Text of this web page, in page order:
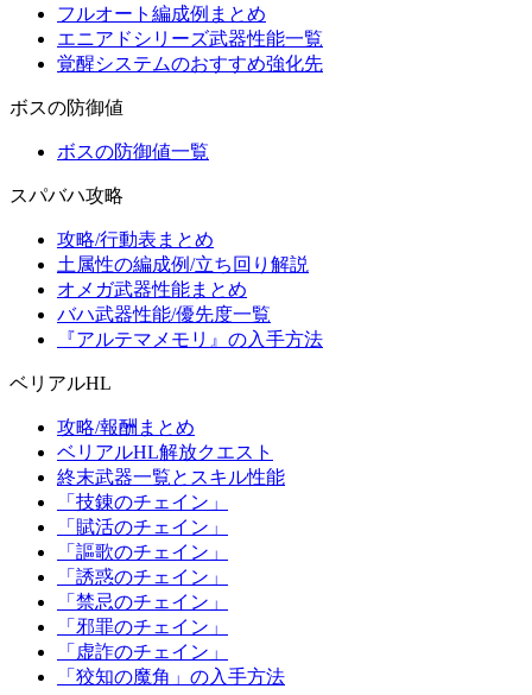
フルオート編成例まとめ
エニアドシリーズ武器性能一覧
覚醒システムのおすすめ強化先
ボスの防御値
ボスの防御値一覧
スパバハ攻略
攻略/行動表まとめ
土属性の編成例/立ち回り解説
オメガ武器性能まとめ
バハ武器性能/優先度一覧
『アルテマメモリ』の入手方法
ベリアルHL
攻略/報酬まとめ
ベリアルHL解放クエスト
終末武器一覧とスキル性能
「技錬のチェイン」
「賦活のチェイン」
「謳歌のチェイン」
「誘惑のチェイン」
「禁忌のチェイン」
「邪罪のチェイン」
「虚詐のチェイン」
「狡知の魔角」の入手方法